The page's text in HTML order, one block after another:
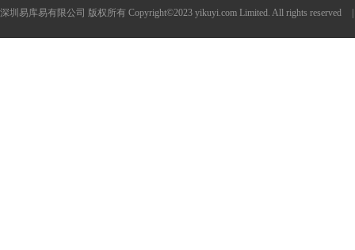
深圳易库易有限公司 版权所有 Copyright©2023 yikuyi.com Limited. All rights reserved